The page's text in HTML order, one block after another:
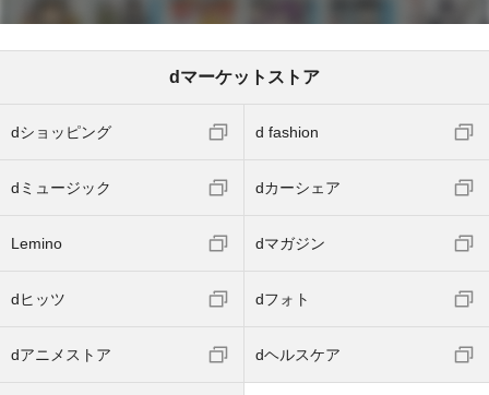
dマーケットストア
dショッピング d fashion
dミュージック dカーシェア
Lemino dマガジン
dヒッツ dフォト
dアニメストア dヘルスケア